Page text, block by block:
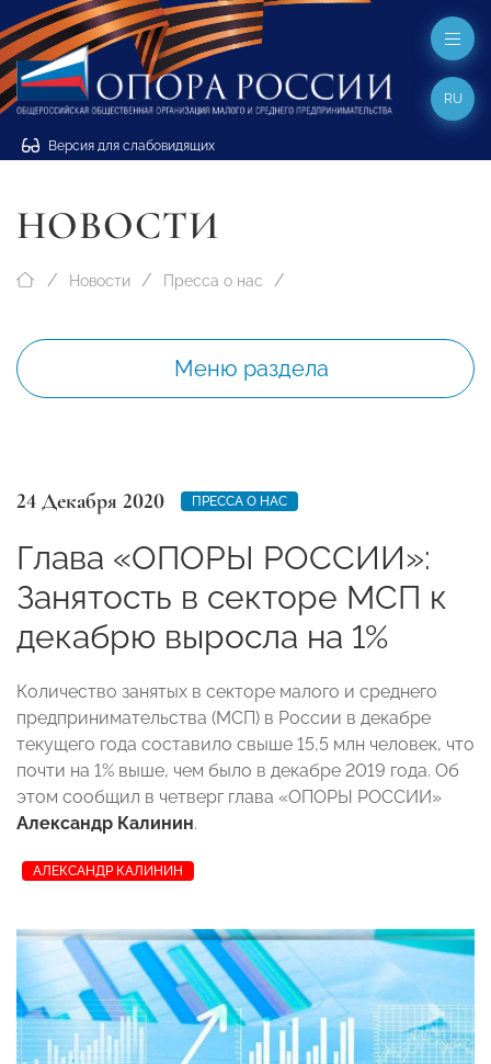
Версия для слабовидящих
RU
НОВОСТИ
Новости Пресса о нас
Меню раздела
24 Декабря 2020 ПРЕССА О НАС
Глава «ОПОРЫ РОССИИ»:
Занятость в секторе МСП к
декабрю выросла на 1%
Количество занятых в секторе малого и среднего
предпринимательства (МСП) в России в декабре
текущего года составило свыше 15,5 млн человек, что
почти на 1% выше, чем было в декабре 2019 года. Об
этом сообщил в четверг глава «ОПОРЫ РОССИИ»
Александр Калинин.
АЛЕКСАНДР КАЛИНИН